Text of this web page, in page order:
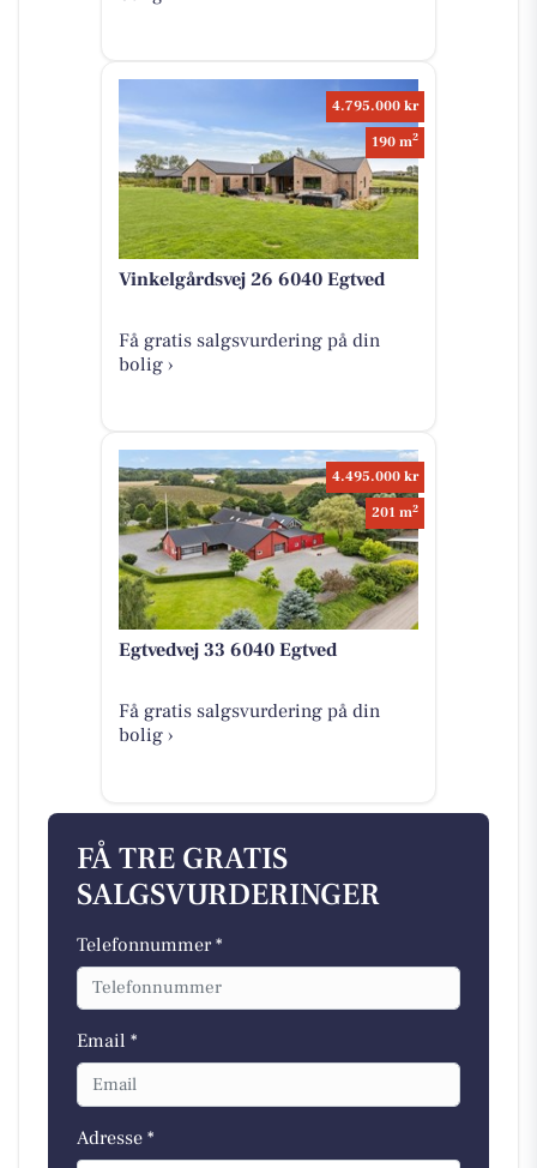
4.795.000 kr
190 m2
Vinkelgårdsvej 26 6040 Egtved
Få gratis salgsvurdering på din
bolig ›
4.495.000 kr
201 m2
Egtvedvej 33 6040 Egtved
Få gratis salgsvurdering på din
bolig ›
FÅ TRE GRATIS
SALGSVURDERINGER
Telefonnummer *
Email *
Adresse *